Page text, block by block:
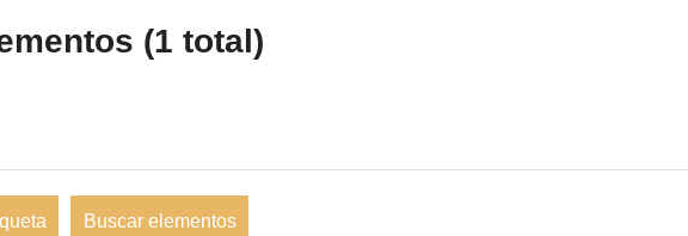
(1 total)
Buscar elementos